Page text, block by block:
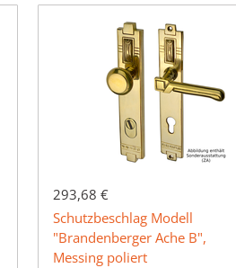
293,68 €
Schutzbeschlag Modell
"Brandenberger Ache B",
Messing poliert